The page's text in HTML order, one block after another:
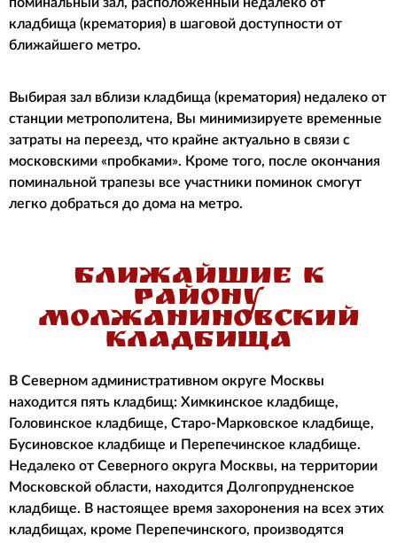
кладбища (крематория) в шаговой доступности от
ближайшего метро.
Выбирая зал вблизи кладбища (крематория) недалеко от
станции метрополитена, Вы минимизируете временные
затраты на переезд, что крайне актуально в связи с
московскими «пробками». Кроме того, после окончания
поминальной трапезы все участники поминок смогут
легко добраться до дома на метро.
БЛИЖАЙШИЕ К
РАЙОНУ
МОЛЖАНИНОВСКИЙ
КЛАДБИЩА
В Северном административном округе Москвы
находится пять кладбищ: Химкинское кладбище,
Головинское кладбище, Старо-Марковское кладбище,
Бусиновское кладбище и Перепечинское кладбище.
Недалеко от Северного округа Москвы, на территории
Московской области, находится Долгопрудненское
кладбище. В настоящее время захоронения на всех этих
кладбищах, кроме Перепечинского, производятся